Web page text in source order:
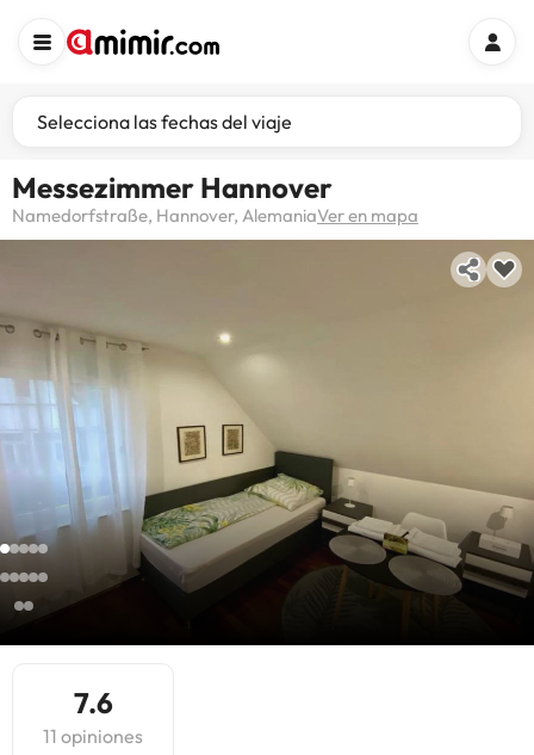
Selecciona las fechas del viaje
Messezimmer Hannover
Namedorfstraße, Hannover, AlemaniaVer en mapa
7.6
11 opiniones